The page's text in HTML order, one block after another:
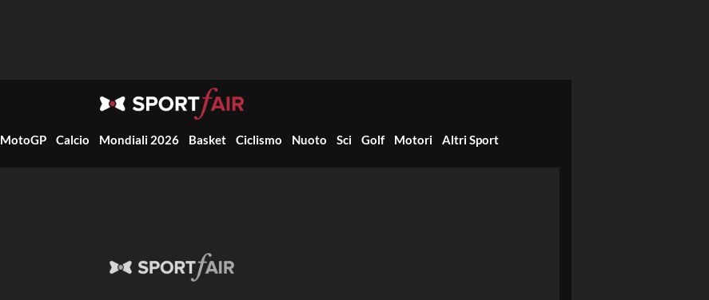
MotoGP Calcio Mondiali 2026 Basket Ciclismo Nuoto Sci Golf Motori Altri Sport